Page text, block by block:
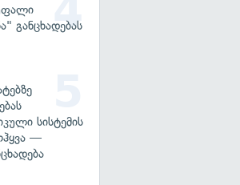
განცხადებას
სისტემის
—